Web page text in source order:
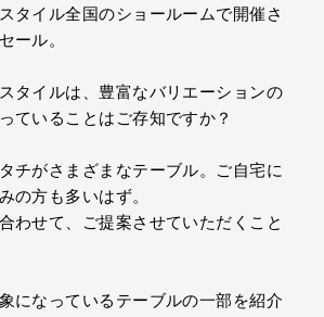
り ショールームを探す
タイル全国のショールームで開催さ
ール。
タイルは、豊富なバリエーションの
ていることはご存知ですか？
チがさまざまなテーブル。ご自宅に
の方も多いはず。
わせて、ご提案させていただくこと
になっているテーブルの一部を紹介